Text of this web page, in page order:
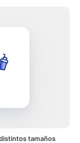
tamaños